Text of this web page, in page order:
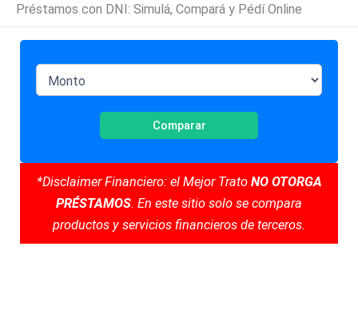
Préstamos con DNI: Simulá, Compará y Pédí Online
Comparar
*Disclaimer Financiero: el Mejor Trato NO OTORGA
PRÉSTAMOS. En este sitio solo se compara
productos y servicios financieros de terceros.